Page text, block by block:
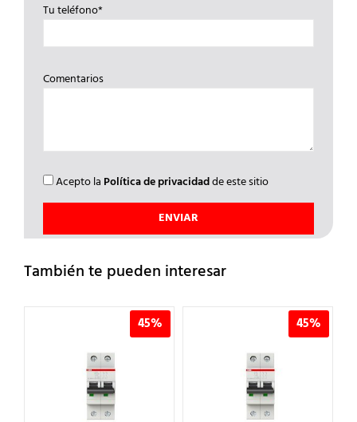
Tu teléfono*
Comentarios
Acepto la Política de privacidadde este sitio
También te pueden interesar
45% 45%